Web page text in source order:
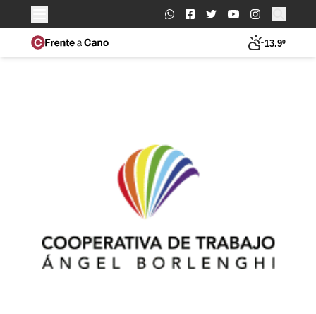
Buscar:
13.9º